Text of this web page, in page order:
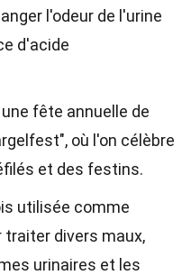
l'odeur de l'urine
d'acide
fête annuelle de
où l'on célèbre
et des festins.
utilisée comme
traiter divers maux,
urinaires et les